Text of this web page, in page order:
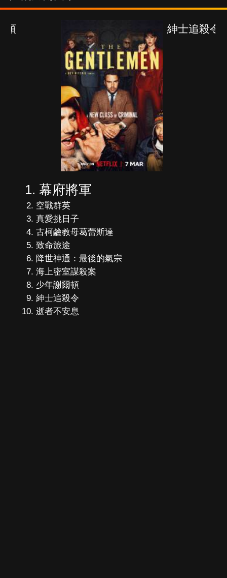
紳士追殺令
幕府將軍
空戰群英
真愛挑日子
古柯鹼教母葛蕾斯達
致命旅途
降世神通：最後的氣宗
海上密室謀殺案
少年謝爾頓
紳士追殺令
逝者不安息